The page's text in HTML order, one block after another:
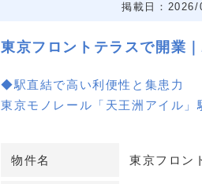
掲載日：2026/
東京フロントテラスで開業
◆駅直結で高い利便性と集患力
東京モノレール「天王洲アイル
のダブルアクセス。雨天でも動
視認性も確保しやすい環境です。
物件名 東京フロン